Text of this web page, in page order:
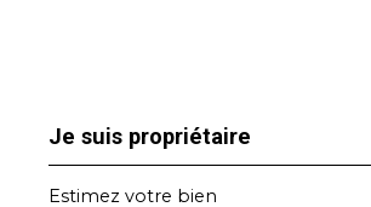
Je suis propriétaire
Estimez votre bien